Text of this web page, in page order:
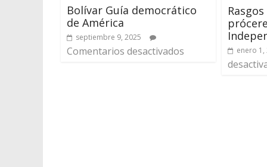
Bolívar Guía democrático
de América
septiembre 9, 2025
Comentarios desactivados enero 1,